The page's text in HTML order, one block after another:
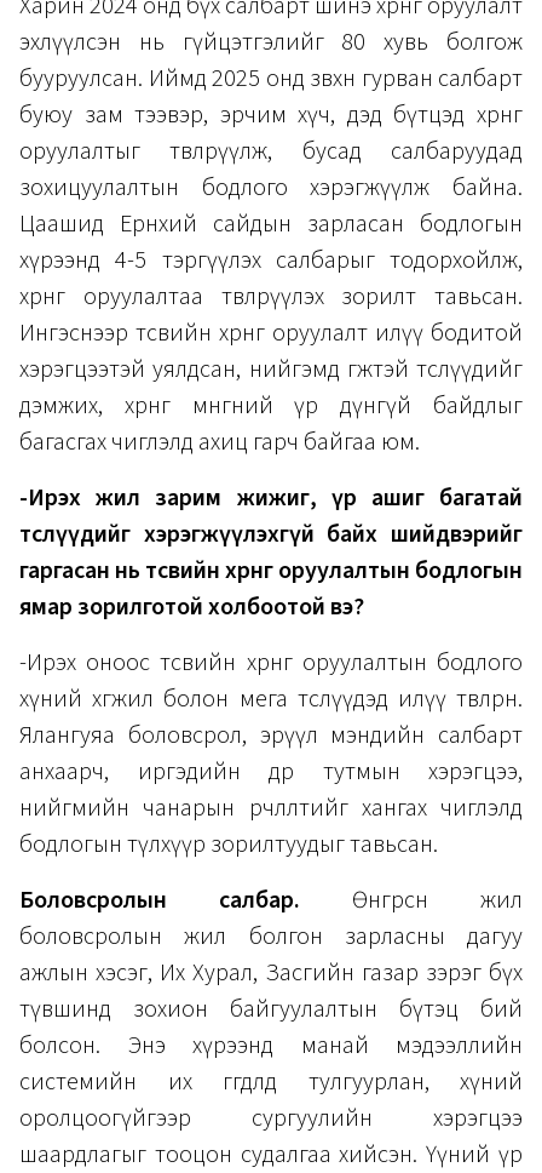
эхлүүлсэн нь гүйцэтгэлийг 80 хувь болгож
бууруулсан. Иймд 2025 онд зөвхөн гурван салбарт
буюу зам тээвэр, эрчим хүч, дэд бүтцэд хөрөнгө
оруулалтыг төвлөрүүлж, бусад салбаруудад
зохицуулалтын бодлого хэрэгжүүлж байна.
Цаашид Ерөнхий сайдын зарласан бодлогын
хүрээнд 4-5 тэргүүлэх салбарыг тодорхойлж,
хөрөнгө оруулалтаа төвлөрүүлэх зорилт тавьсан.
Ингэснээр төсвийн хөрөнгө оруулалт илүү бодитой
хэрэгцээтэй уялдсан, нийгэмд өгөөжтэй төслүүдийг
дэмжих, хөрөнгө мөнгөний үр дүнгүй байдлыг
багасгах чиглэлд ахиц гарч байгаа юм.
-Ирэх жил зарим жижиг, үр ашиг багатай
төслүүдийг хэрэгжүүлэхгүй байх шийдвэрийг
гаргасан нь төсвийн хөрөнгө оруулалтын бодлогын
ямар зорилготой холбоотой вэ?
-Ирэх оноос төсвийн хөрөнгө оруулалтын бодлого
хүний хөгжил болон мега төслүүдэд илүү төвлөрнө.
Ялангуяа боловсрол, эрүүл мэндийн салбарт
анхаарч, иргэдийн өдөр тутмын хэрэгцээ,
нийгмийн чанарын өөрчлөлтийг хангах чиглэлд
бодлогын түлхүүр зорилтуудыг тавьсан.
Боловсролын салбар. Өнгөрсөн жил
боловсролын жил болгон зарласны дагуу
ажлын хэсэг, Их Хурал, Засгийн газар зэрэг бүх
түвшинд зохион байгуулалтын бүтэц бий
болсон. Энэ хүрээнд манай мэдээллийн
системийн их өгөгдөлд тулгуурлан, хүний
оролцоогүйгээр сургуулийн хэрэгцээ
шаардлагыг тооцон судалгаа хийсэн. Үүний үр